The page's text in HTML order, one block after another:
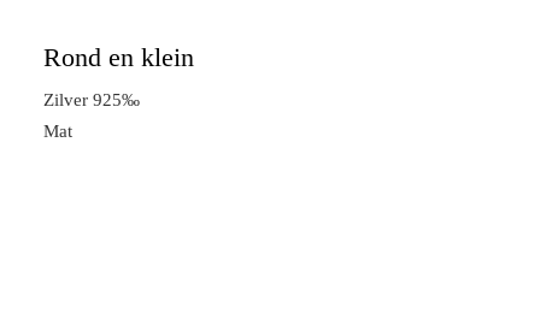
Rond en klein
Zilver 925‰
Mat